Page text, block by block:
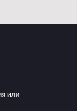
или